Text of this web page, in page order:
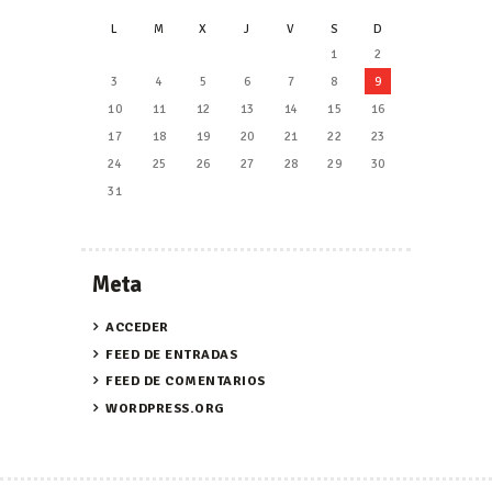
L M X J V S
D
1
2
3
4 5 6 7 8
9
10
11 12 13 14 15
16
17
18 19 20 21 22
23
24
25 26 27 28 29
30
31
Meta
ACCEDER
FEED DE ENTRADAS
FEED DE COMENTARIOS
WORDPRESS.ORG